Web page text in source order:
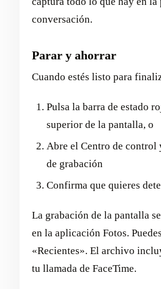
conversación.
Parar y ahorrar
Cuando estés listo para
Pulsa la barra de estado
superior de la pantalla, o
Abre el Centro de control
de grabación
Confirma que quieres
La grabación de la pantalla
en la aplicación Fotos.
«Recientes». El archivo
tu llamada de FaceTime.